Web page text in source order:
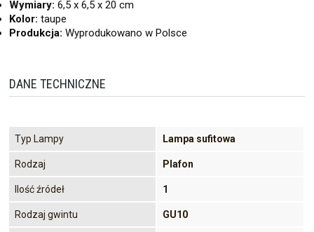
Wymiary: 6,5 x 6,5 x 20 cm
Kolor: taupe
Produkcja: Wyprodukowano w Polsce
DANE TECHNICZNE
Typ Lampy Lampa sufitowa
Rodzaj Plafon
Ilość źródeł 1
Rodzaj gwintu GU10